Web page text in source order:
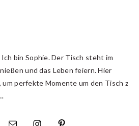
Ich bin Sophie. Der Tisch steht im
und das Leben feiern. Hier
perfekte Momente um den Tisch zu